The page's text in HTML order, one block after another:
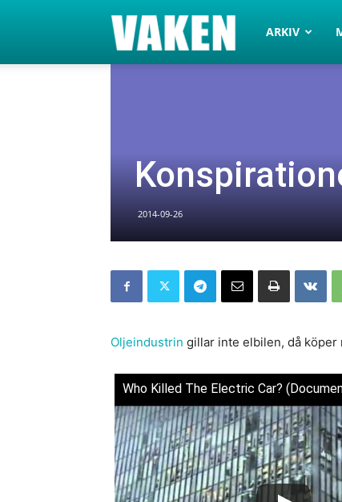
VAKEN.se
ARKIV
2014-09-26
Oljeindustrin gillar inte elbilen, då
Who Killed The Electric Car?